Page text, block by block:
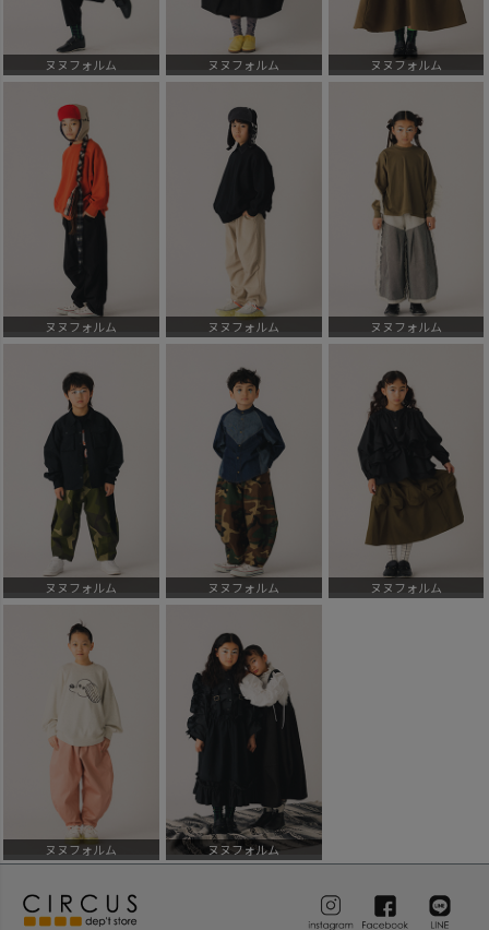
ヌヌフォルム ヌヌフォルム ヌヌフォルム
ヌヌフォルム ヌヌフォルム ヌヌフォルム
ヌヌフォルム ヌヌフォルム ヌヌフォルム
ヌヌフォルム ヌヌフォルム